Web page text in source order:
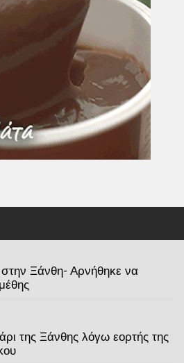
Ξάνθη- Αρνήθηκε να
της Ξάνθης λόγω εορτής της